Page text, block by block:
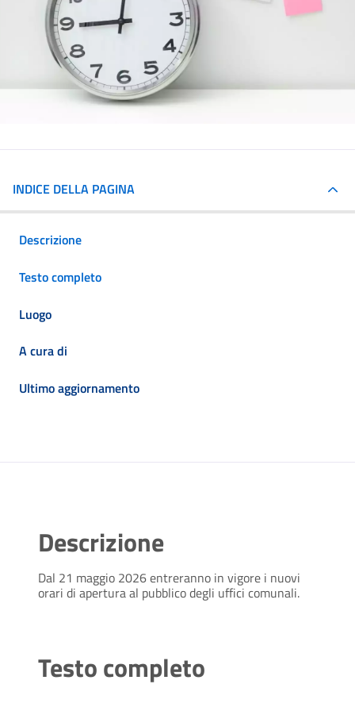
INDICE DELLA PAGINA
Descrizione
Testo completo
Luogo
A cura di
Ultimo aggiornamento
Descrizione
Dal 21 maggio 2026 entreranno in vigore i nuovi
orari di apertura al pubblico degli uffici comunali.
Testo completo